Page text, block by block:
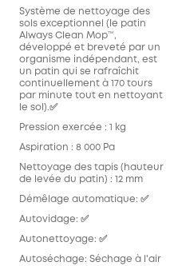
Système de nettoyage des
sols exceptionnel (le patin
Always Clean Mop™️,
développé et breveté par un
organisme indépendant, est
un patin qui se rafraîchit
continuellement à 170 tours
par minute tout en nettoyant
le sol).✅
Pression exercée : 1 kg
Aspiration : 8 000 Pa
Nettoyage des tapis (hauteur
de levée du patin) : 12 mm
Démêlage automatique: ✅
Autovidage: ✅
Autonettoyage: ✅
Autoséchage: Séchage à l'air